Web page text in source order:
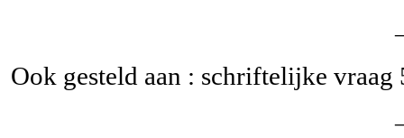
Ook gesteld aan : schriftelijke vraag